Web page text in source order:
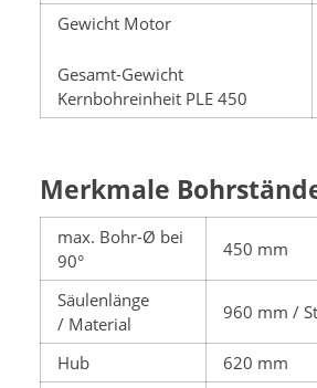
Gewicht Motor
Gesamt-Gewicht
Kernbohreinheit PLE 450
Merkmale
max. Bohr-Ø bei
90°
450 mm
Säulenlänge
/ Material
960 mm /
Hub
620 mm